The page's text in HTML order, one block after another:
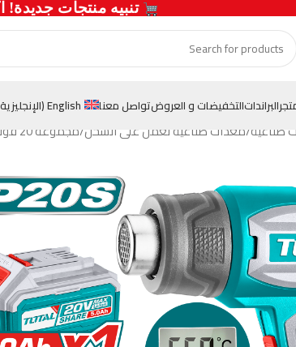
البرانداتالتخفيضات و العروضتواصل معنا English
(الإنجليزية
صناعية معدات صناعية تعمل على الشحن مجموعة 20 فولت
  تنبيه منتجات جديدة! اكتشف أحدث الإضافات اليوم
GET OFFER